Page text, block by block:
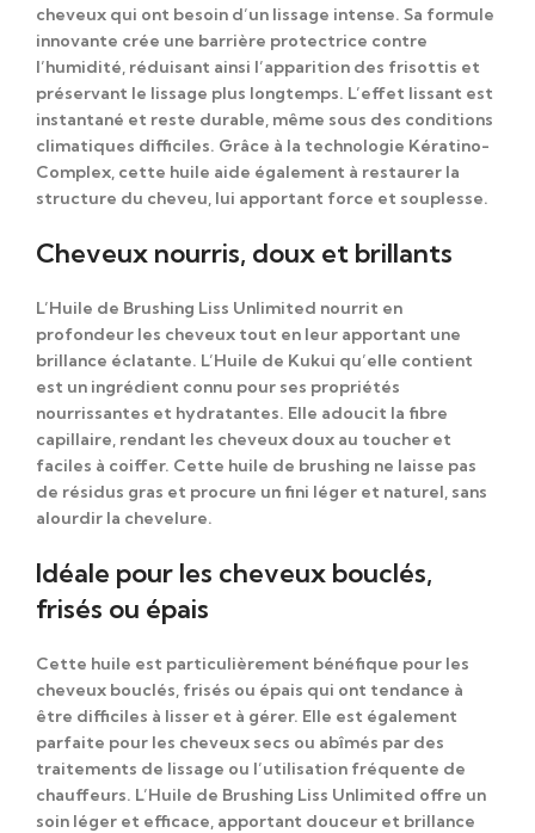
cheveux qui ont besoin d’un lissage intense. Sa formule
innovante crée une barrière protectrice contre
l’humidité, réduisant ainsi l’apparition des frisottis et
préservant le lissage plus longtemps. L’effet lissant est
instantané et reste durable, même sous des conditions
climatiques difficiles. Grâce à la technologie Kératino-
Complex , cette huile aide également à restaurer la
structure du cheveu, lui apportant force et souplesse.
Cheveux nourris, doux et brillants
L’Huile de Brushing Liss Unlimited nourrit en
profondeur les cheveux tout en leur apportant une
brillance éclatante. L’Huile de Kukui qu’elle contient
est un ingrédient connu pour ses propriétés
nourrissantes et hydratantes. Elle adoucit la fibre
capillaire, rendant les cheveux doux au toucher et
faciles à coiffer. Cette huile de brushing ne laisse pas
de résidus gras et procure un fini léger et naturel, sans
alourdir la chevelure.
Idéale pour les cheveux bouclés,
frisés ou épais
Cette huile est particulièrement bénéfique pour les
cheveux bouclés, frisés ou épais qui ont tendance à
être difficiles à lisser et à gérer. Elle est également
parfaite pour les cheveux secs ou abîmés par des
traitements de lissage ou l’utilisation fréquente de
chauffeurs. L’Huile de Brushing Liss Unlimited offre un
soin léger et efficace, apportant douceur et brillance